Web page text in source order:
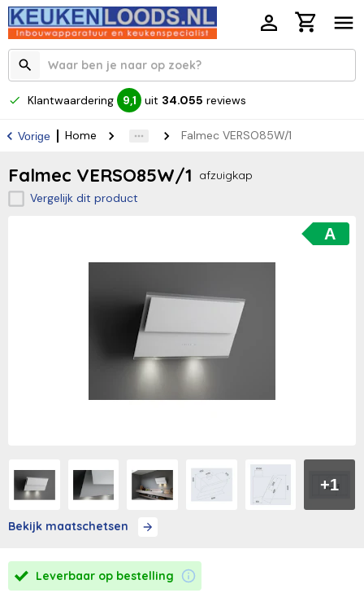
Klantwaardering 9,1 uit 34.055 reviews
Vorige Home Falmec VERSO85W/1
Falmec VERSO85W/1
afzuigkap
Vergelijk dit product
+1
A
Bekijk maatschetsen
Leverbaar op bestelling